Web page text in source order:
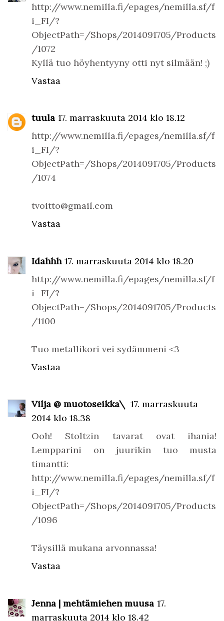
http://www.nemilla.fi/epages/nemilla.sf/f
i_FI/?
ObjectPath=/Shops/2014091705/Products
/1072
Kyllä tuo höyhentyyny otti nyt silmään! ;)
Vastaa
tuula 17. marraskuuta 2014 klo 18.12
http://www.nemilla.fi/epages/nemilla.sf/f
i_FI/?
ObjectPath=/Shops/2014091705/Products
/1074
tvoitto@gmail.com
Vastaa
Idahhh 17. marraskuuta 2014 klo 18.20
http://www.nemilla.fi/epages/nemilla.sf/f
i_FI/?
ObjectPath=/Shops/2014091705/Products
/1100
Tuo metallikori vei sydämmeni <3
Vastaa
Vilja @ muotoseikka\ 17. marraskuuta
2014 klo 18.38
Ooh! Stoltzin tavarat ovat ihania!
Lempparini on juurikin tuo musta
timantti:
http://www.nemilla.fi/epages/nemilla.sf/f
i_FI/?
ObjectPath=/Shops/2014091705/Products
/1096
Täysillä mukana arvonnassa!
Vastaa
Jenna | mehtämiehen muusa 17.
marraskuuta 2014 klo 18.42